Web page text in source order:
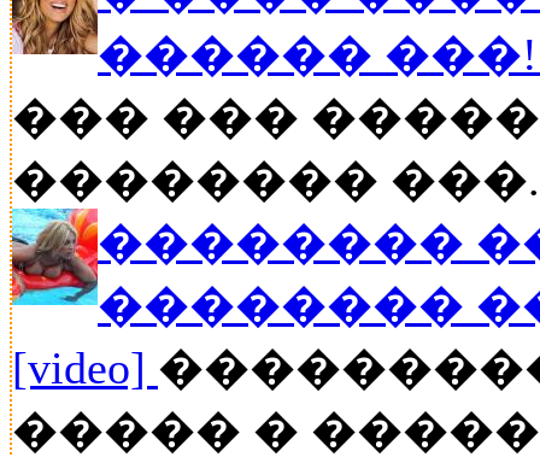
������
��� ���
��������
��������
��������
[video]
����� �